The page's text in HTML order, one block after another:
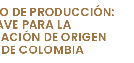
DE PRODUCCIÓN:
PARA LA
DE ORIGEN
COLOMBIA